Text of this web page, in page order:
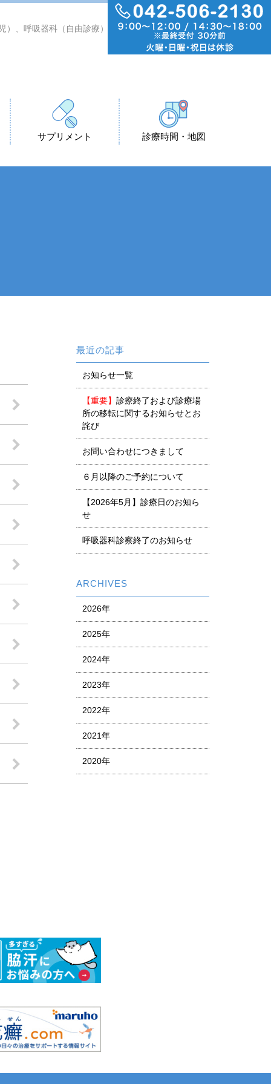
、呼吸器科（自由診療）
サプリメント 診療時間・地図
最近の記事
お知らせ一覧
【重要】 診療終了および診療場
所の移転に関するお知らせとお
詫び
お問い合わせにつきまして
６月以降のご予約について
【2026年5月】診療日のお知ら
せ
呼吸器科診察終了のお知らせ
ARCHIVES
2026年
2025年
2024年
2023年
2022年
2021年
2020年